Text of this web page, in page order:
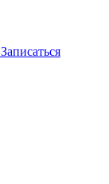
Записаться